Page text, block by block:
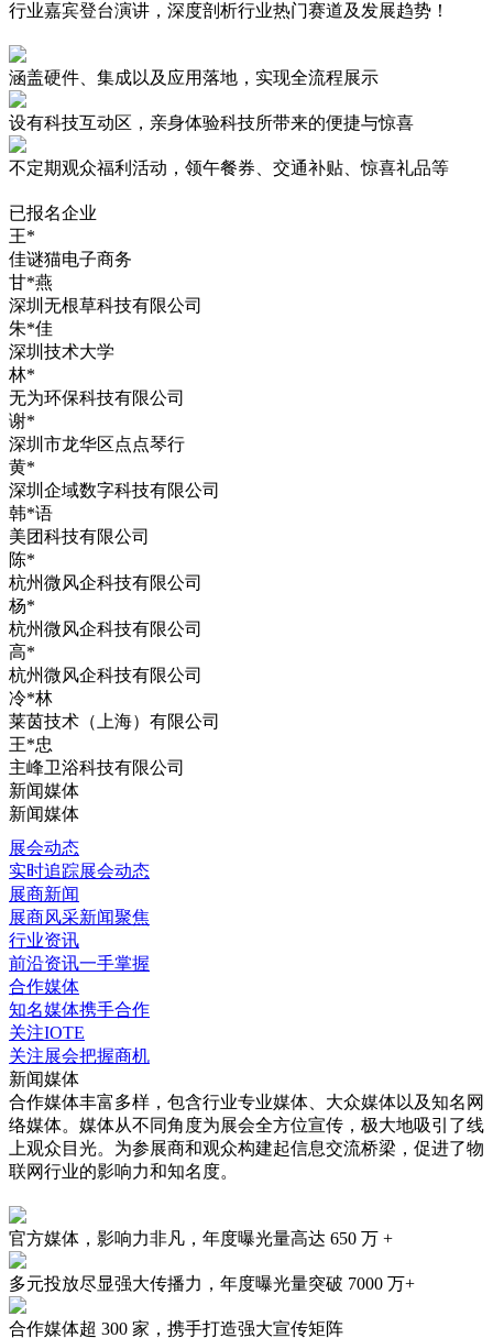
行业嘉宾登台演讲，深度剖析行业热门赛道及发展趋势！
涵盖硬件、集成以及应用落地，实现全流程展示
设有科技互动区 ，亲身体验科技所带来的便捷与惊喜
不定期观众福利活动 ，领午餐券、交通补贴、惊喜礼品等
已报名企业
王*
佳谜猫电子商务
甘*燕
深圳无根草科技有限公司
朱*佳
深圳技术大学
林*
无为环保科技有限公司
谢*
深圳市龙华区点点琴行
黄*
深圳企域数字科技有限公司
韩*语
美团科技有限公司
陈*
杭州微风企科技有限公司
杨*
杭州微风企科技有限公司
高*
杭州微风企科技有限公司
冷*林
莱茵技术（上海）有限公司
王*忠
主峰卫浴科技有限公司
新闻媒体
新闻媒体
展会动态
实时追踪展会动态
展商新闻
展商风采新闻聚焦
行业资讯
前沿资讯一手掌握
合作媒体
知名媒体携手合作
关注IOTE
关注展会把握商机
新闻媒体
合作媒体丰富多样，包含行业专业媒体、大众媒体以及知名网
络媒体。媒体从不同角度为展会全方位宣传，极大地吸引了线
上观众目光。为参展商和观众构建起信息交流桥梁，促进了物
联网行业的影响力和知名度。
官方媒体，影响力非凡，年度曝光量高达 650 万 +
多元投放尽显强大传播力，年度曝光量突破 7000 万+
合作媒体超 300 家 ，携手打造强大宣传矩阵